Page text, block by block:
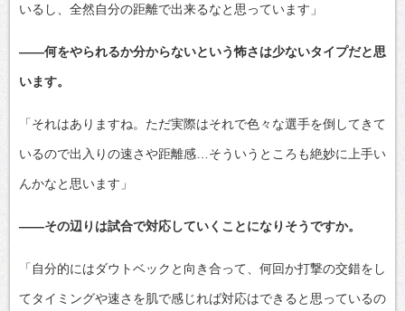
いるし、全然自分の距離で出来るなと思っています」
――何をやられるか分からないという怖さは少ないタイプだと思
います。
「それはありますね。ただ実際はそれで色々な選手を倒してきて
いるので出入りの速さや距離感…そういうところも絶妙に上手い
んかなと思います」
――その辺りは試合で対応していくことになりそうですか。
「自分的にはダウトベックと向き合って、何回か打撃の交錯をし
てタイミングや速さを肌で感じれば対応はできると思っているの